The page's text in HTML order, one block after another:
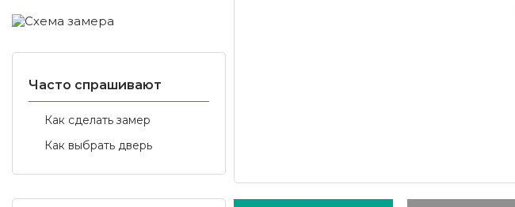
Часто спрашивают
Как сделать замер
Как выбрать дверь